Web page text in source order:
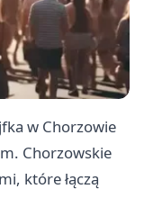
w Chorzowie
Chorzowskie
które łączą